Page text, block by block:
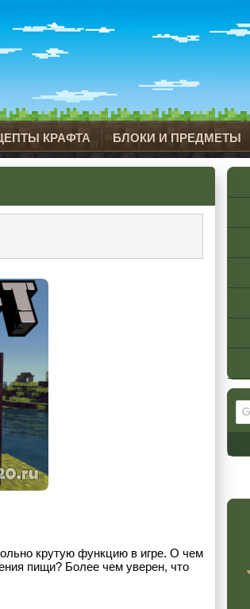
КРАФТА БЛОКИ И ПРЕДМЕТЫ
крутую функцию в игре. О чем
пищи? Более чем уверен, что